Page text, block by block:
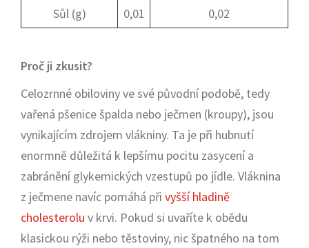
Sůl (g)
0,01 0,02
Proč ji zkusit?
Celozrnné obiloviny ve své původní podobě, tedy
vařená pšenice špalda nebo ječmen (kroupy), jsou
vynikajícím zdrojem vlákniny. Ta je při hubnutí
enormně důležitá k lepšímu pocitu zasycení a
zabránění glykemických vzestupů po jídle. Vláknina
z ječmene navíc pomáhá při vyšší hladině
cholesterolu v krvi. Pokud si uvaříte k obědu
klasickou rýži nebo těstoviny, nic špatného na tom